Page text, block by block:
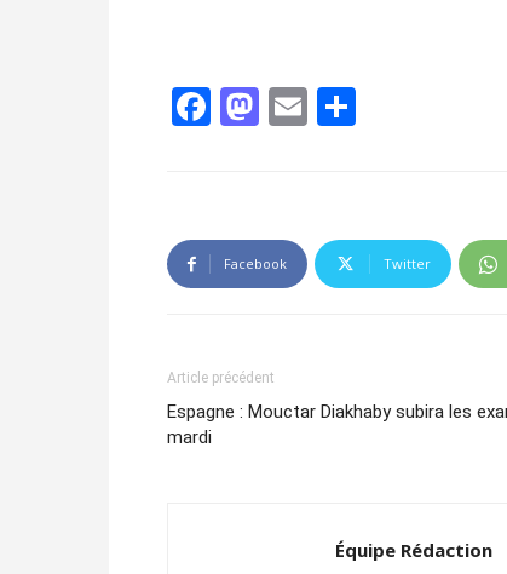
Facebook
Mastodon
Email
Facebook Twitter
Article précédent
Espagne : Mouctar Diakhaby subira les
mardi
Équipe Rédaction